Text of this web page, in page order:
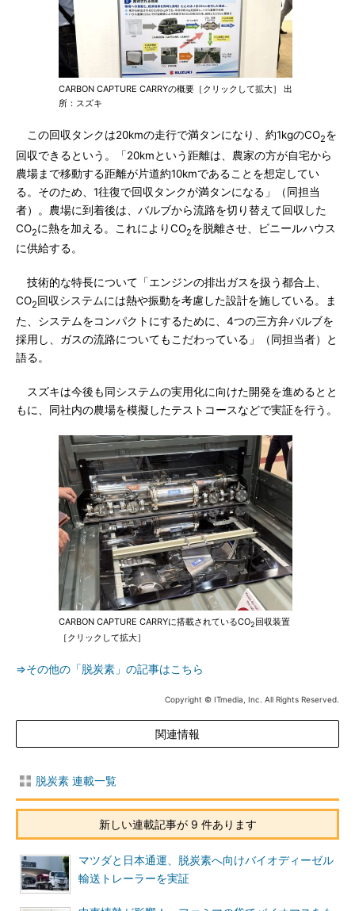
CARBON CAPTURE CARRYの概要［クリックして拡大］ 出
所：スズキ
この回収タンクは20kmの走行で満タンになり、約1kgのCO2を
回収できるという。「20kmという距離は、農家の方が自宅から
農場まで移動する距離が片道約10kmであることを想定してい
る。そのため、1往復で回収タンクが満タンになる」（同担当
者）。農場に到着後は、バルブから流路を切り替えて回収した
CO2に熱を加える。これによりCO2を脱離させ、ビニールハウス
に供給する。
技術的な特長について「エンジンの排出ガスを扱う都合上、
CO2回収システムには熱や振動を考慮した設計を施している。ま
た、システムをコンパクトにするために、4つの三方弁バルブを
採用し、ガスの流路についてもこだわっている」（同担当者）と
語る。
スズキは今後も同システムの実用化に向けた開発を進めるとと
もに、同社内の農場を模擬したテストコースなどで実証を行う。
CARBON CAPTURE CARRYに搭載されているCO2回収装置
［クリックして拡大］
⇒その他の「脱炭素」の記事はこちら
Copyright © ITmedia, Inc. All Rights Reserved.
関連情報
脱炭素 連載一覧
新しい連載記事が 9 件あります
マツダと日本通運、脱炭素へ向けバイオディーゼル
輸送トレーラーを実証